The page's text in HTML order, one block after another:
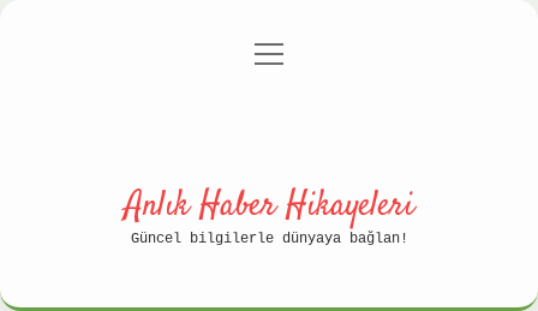
Gizlilik Politikası
menüyü
Anlık Haber Hikayeleri
Güncel bilgilerle dünyaya bağlan!